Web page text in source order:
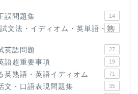
誤問題集 14
文法・イディオム・英単語・熟
15
英語問題 27
語超重要事項 19
英熟語・英語イディオム 71
文・口語表現問題集 35